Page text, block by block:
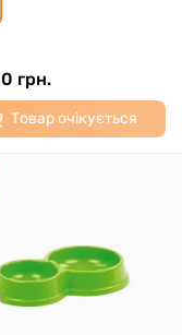
грн.
Товар очікується